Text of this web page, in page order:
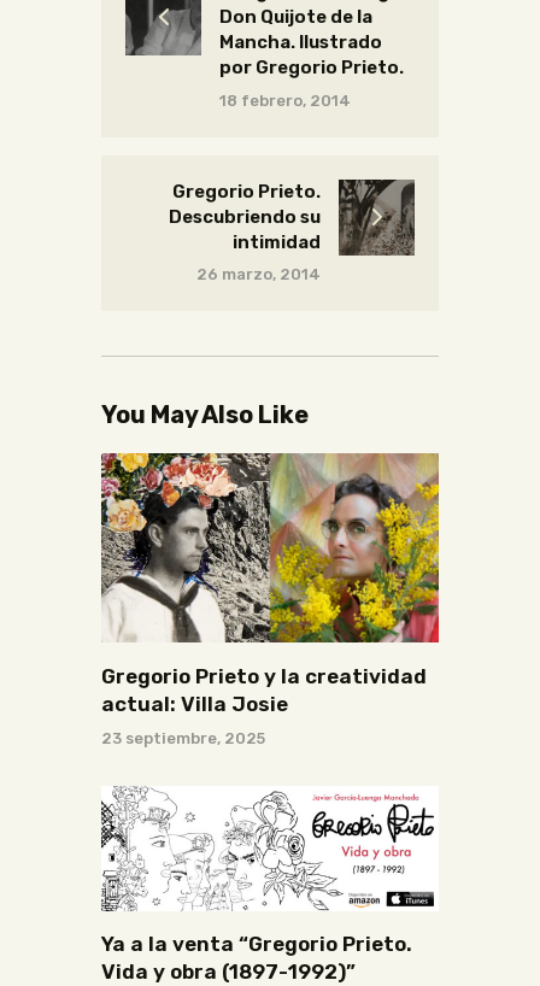
Don Quijote de la
Mancha. Ilustrado
por Gregorio Prieto.
18 febrero, 2014
Gregorio Prieto.
Descubriendo su
intimidad
26 marzo, 2014
You May Also Like
Gregorio Prieto y la creatividad
actual: Villa Josie
23 septiembre, 2025
Ya a la venta “Gregorio Prieto.
Vida y obra (1897-1992)”